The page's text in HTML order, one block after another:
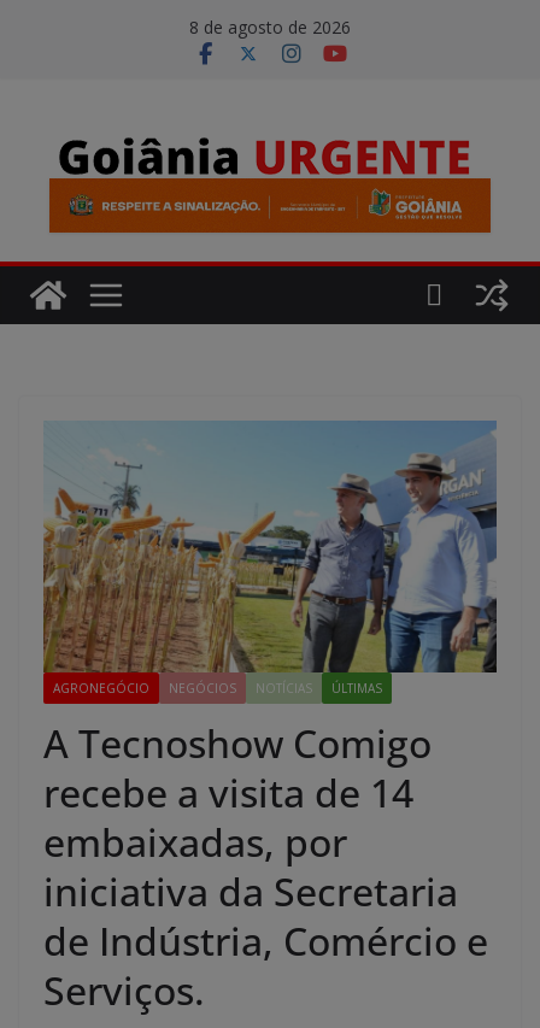
8 de agosto de 2026
AGRONEGÓCIO NEGÓCIOS NOTÍCIAS ÚLTIMAS
A Tecnoshow Comigo
recebe a visita de 14
embaixadas, por
iniciativa da Secretaria
de Indústria, Comércio e
Serviços.
modal-check